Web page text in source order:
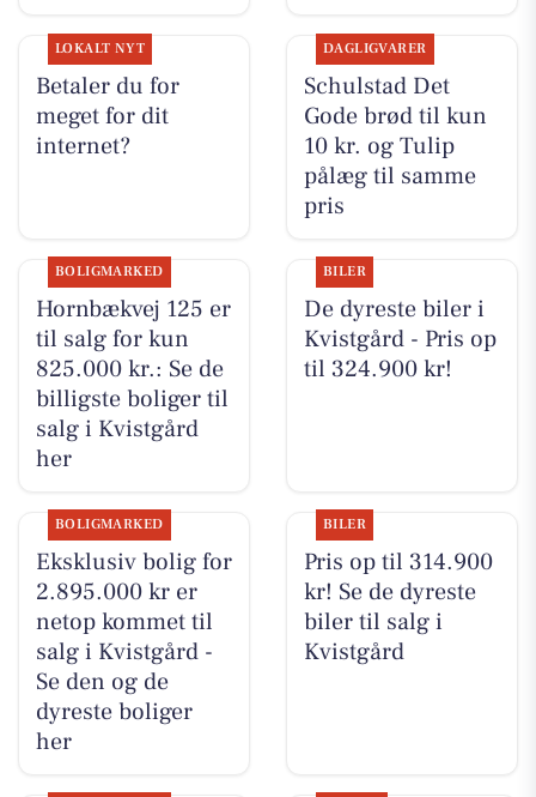
LOKALT NYT
Betaler du for
meget for dit
internet?
DAGLIGVARER
Schulstad Det
Gode brød til kun
10 kr. og Tulip
pålæg til samme
pris
BOLIGMARKED
Hornbækvej 125 er
til salg for kun
825.000 kr.: Se de
billigste boliger til
salg i Kvistgård
her
BILER
De dyreste biler i
Kvistgård - Pris op
til 324.900 kr!
BOLIGMARKED
Eksklusiv bolig for
2.895.000 kr er
netop kommet til
salg i Kvistgård -
Se den og de
dyreste boliger
her
BILER
Pris op til 314.900
kr! Se de dyreste
biler til salg i
Kvistgård